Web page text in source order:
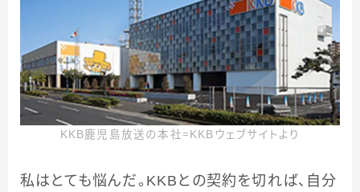
KKB鹿児島放送の本社＝KKBウェブサイトより
私はとても悩んだ。KKBとの契約を切れば、自分